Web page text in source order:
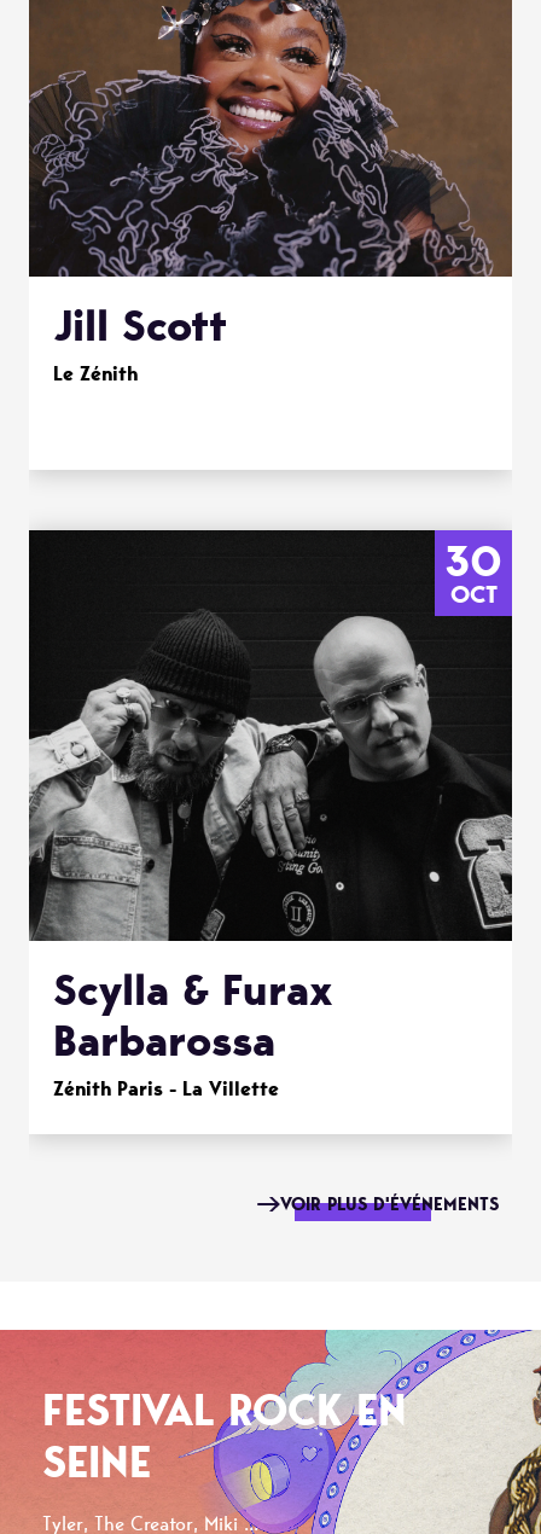
Jill Scott
Le Zénith
30
OCT
Scylla & Furax
Barbarossa
Zénith Paris - La Villette
VOIR PLUS D'ÉVÉNEMENTS
FESTIVAL ROCK EN
SEINE
Tyler, The Creator, Miki ...